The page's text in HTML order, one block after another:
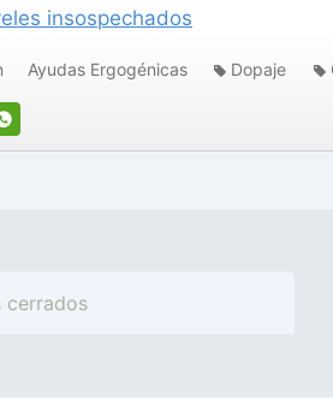
insospechados
Ayudas Ergogénicas Dopaje
cerrados